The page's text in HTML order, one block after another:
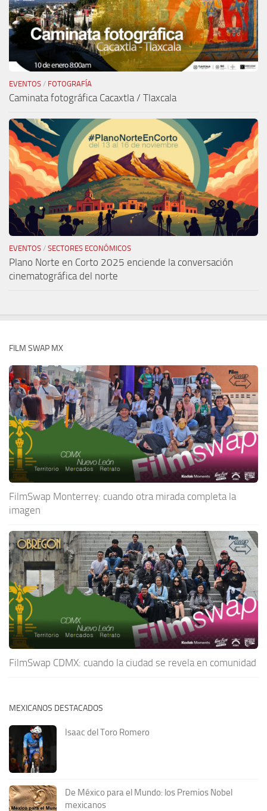
EVENTOS / FOTOGRAFÍA
Caminata fotográfica Cacaxtla / Tlaxcala
EVENTOS / SECTORES ECONÓMICOS
Plano Norte en Corto 2025 enciende la conversación
cinematográfica del norte
FILM SWAP MX
FilmSwap Monterrey: cuando otra mirada completa la
imagen
FilmSwap CDMX: cuando la ciudad se revela en comunidad
MEXICANOS DESTACADOS
Isaac del Toro Romero
De México para el Mundo: los Premios Nobel
mexicanos